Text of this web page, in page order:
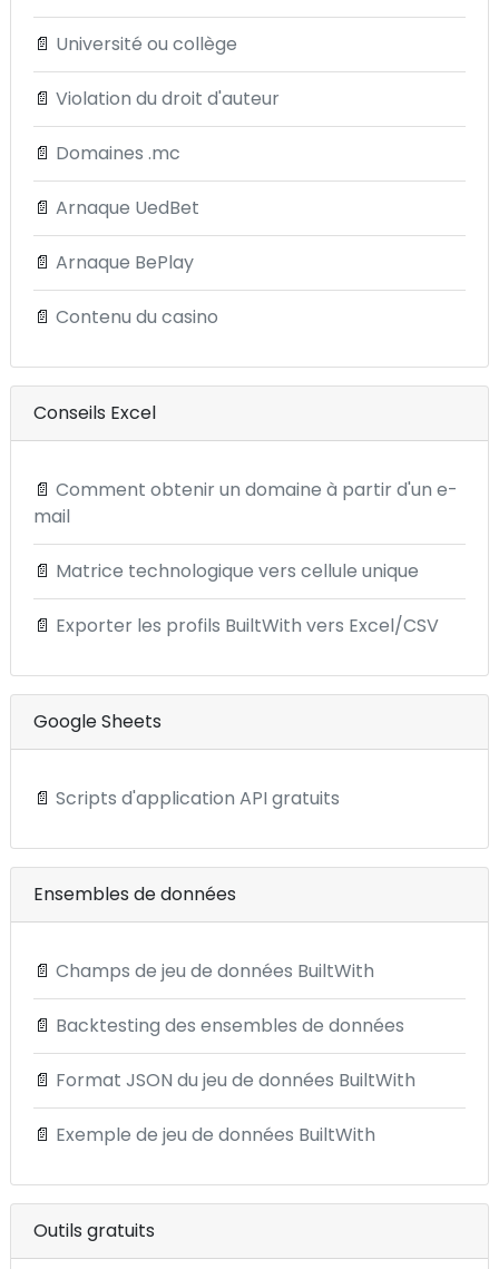
📄 Université ou collège
📄 Violation du droit d'auteur
📄 Domaines .mc
📄 Arnaque UedBet
📄 Arnaque BePlay
📄 Contenu du casino
Conseils Excel
📄 Comment obtenir un domaine à partir d'un e-
mail
📄 Matrice technologique vers cellule unique
📄 Exporter les profils BuiltWith vers Excel/CSV
Google Sheets
📄 Scripts d'application API gratuits
Ensembles de données
📄 Champs de jeu de données BuiltWith
📄 Backtesting des ensembles de données
📄 Format JSON du jeu de données BuiltWith
📄 Exemple de jeu de données BuiltWith
Outils gratuits